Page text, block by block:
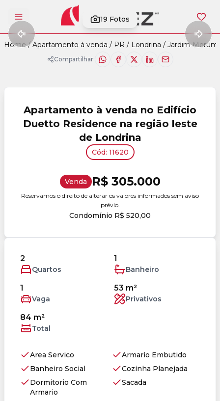
Abrir menu 19 Fotos
Home / Apartamento à venda / PR / Londrina / Jardim
Compartilhar:
Apartamento à venda no Edifício
Duetto Residence na região leste
de Londrina
Cód: 11620
Venda R$ 305.000
Reservamos o direito de alterar os valores informados sem aviso
prévio.
Condomínio R$ 520,00
2
Quartos
1
Banheiro
1
Vaga
53 m²
Privativos
84 m²
Total
Area Servico
Armario Embutido
Banheiro Social
Cozinha Planejada
Dormitorio Com
Armario
Sacada